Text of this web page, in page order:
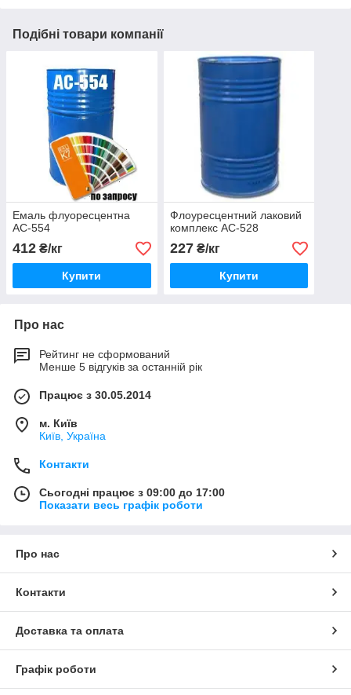
Подібні товари компанії
Емаль флуоресцентна
АС-554
412 ₴/кг
Купити
Флоуресцентний лаковий
комплекс АС-528
227₴/кг
Купити
Про нас
Рейтинг не сформований
Менше 5 відгуків за останній рік
Працює з 30.05.2014
м. Київ
Київ, Україна
Контакти
Сьогодні працює з 09:00 до 17:00
Показати весь графік роботи
Про нас
Контакти
Доставка та оплата
Графік роботи